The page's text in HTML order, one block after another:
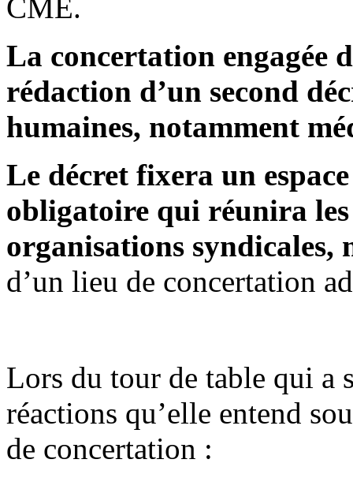
CME.
La concertation engagée
rédaction d’un second
humaines, notamment
Le décret fixera un
obligatoire qui réunira les
organisations syndicales,
d’un lieu de concertation
Lors du tour de table qui a
réactions qu’elle entend
de concertation :